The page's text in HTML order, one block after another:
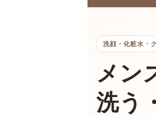
洗顔・化粧水・
メン
洗う